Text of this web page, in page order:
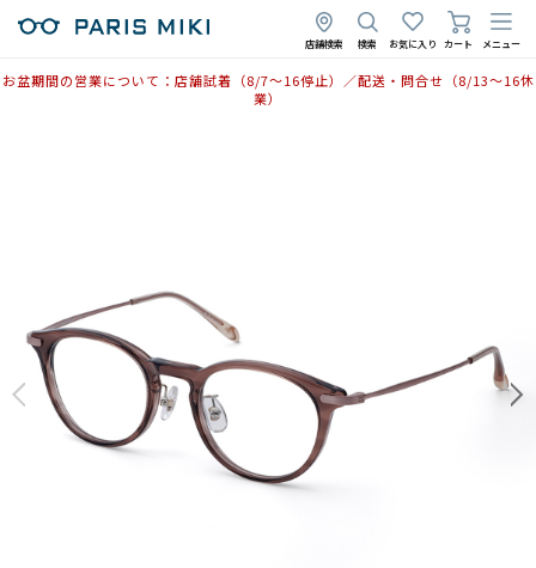
店舗検索 検索 お気に入り カート メニュー
お盆期間の営業について：店舗試着（8/7〜16停止）／配送・問合せ（8/13〜16休
業）
2025年11月13日